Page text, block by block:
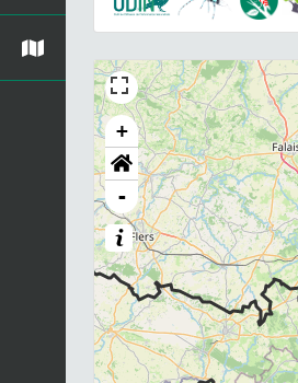
+
-